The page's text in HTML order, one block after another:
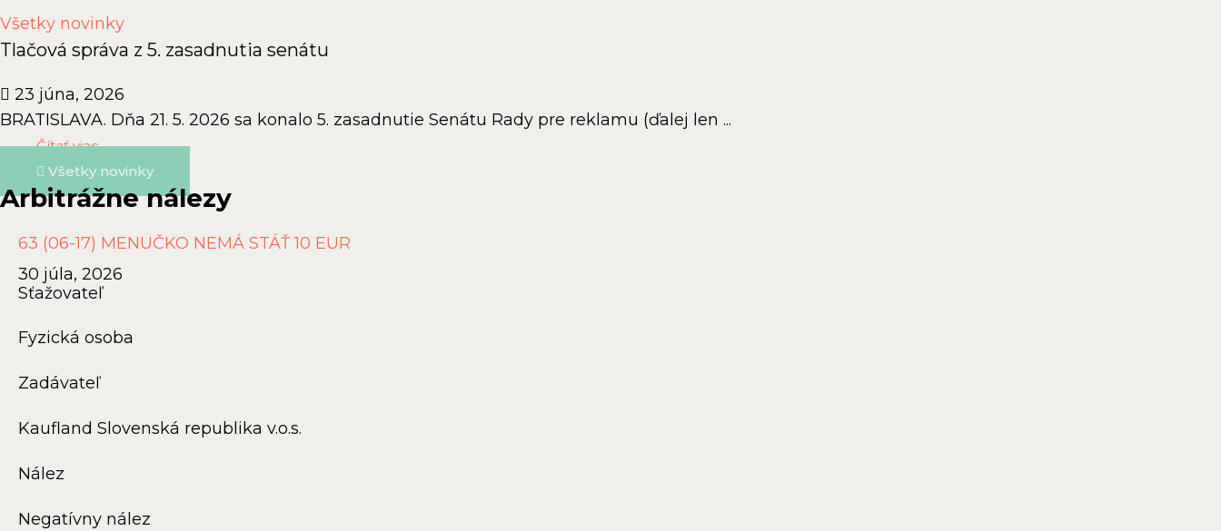
Všetky novinky
Tlačová správa z 5. zasadnutia senátu
23 júna, 2026
BRATISLAVA. Dňa 21. 5. 2026 sa konalo 5. zasadnutie Senátu Rady pre reklamu (ďalej len ...
Čítať viac →
Všetky novinky
Arbitrážne nálezy
63 (06-17) MENUČKO NEMÁ STÁŤ 10 EUR
30 júla, 2026
Sťažovateľ
Fyzická osoba
Zadávateľ
Kaufland Slovenská republika v.o.s.
Nález
Negatívny nález